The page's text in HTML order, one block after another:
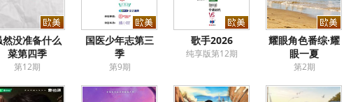
然没准备什么
菜第四季
第12期
国医少年志第三
季
第9期
歌手2026
纯享版第12期
耀眼角色番综·耀
眼一夏
第2期